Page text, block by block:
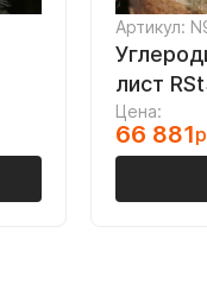
Артикул:
лист
Цена:
66 881